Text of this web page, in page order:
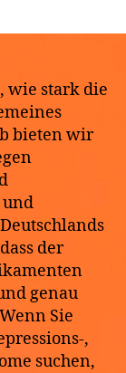
wie stark die
bieten wir
und
der
genau
Sie
,
suchen,